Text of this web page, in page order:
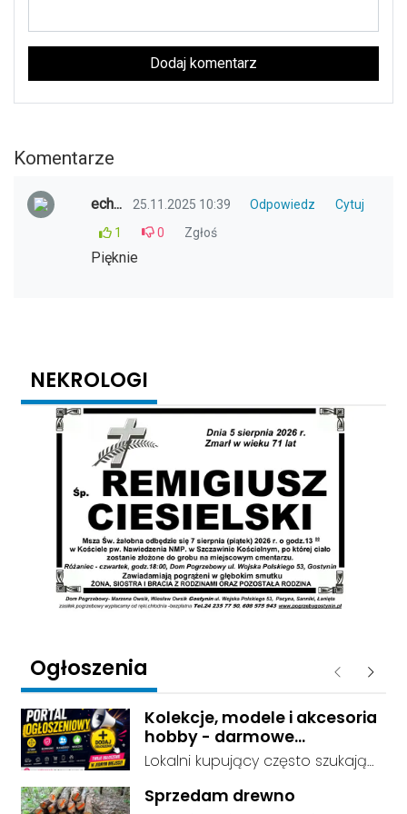
Dodaj komentarz
Komentarze
ech... 25.11.2025 10:39 Odpowiedz
Cytuj
1
0 Zgłoś
Pięknie
NEKROLOGI
Ogłoszenia Poprzednie
Kolekcje, modele i akcesoria
hobby - darmowe
ogłoszenia, dodaj swoje za
Lokalni kupujący często szukają
w domu. Kategorie są czytelnie
Sprzedam drewno